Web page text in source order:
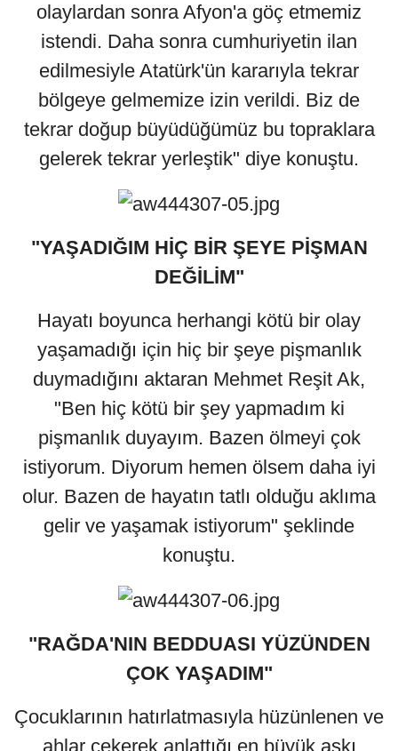
olaylardan sonra Afyon'a göç etmemiz
istendi. Daha sonra cumhuriyetin ilan
edilmesiyle Atatürk'ün kararıyla tekrar
bölgeye gelmemize izin verildi. Biz de
tekrar doğup büyüdüğümüz bu topraklara
gelerek tekrar yerleştik" diye konuştu.
"YAŞADIĞIM HİÇ BİR ŞEYE PİŞMAN
DEĞİLİM"
Hayatı boyunca herhangi kötü bir olay
yaşamadığı için hiç bir şeye pişmanlık
duymadığını aktaran Mehmet Reşit Ak,
"Ben hiç kötü bir şey yapmadım ki
pişmanlık duyayım. Bazen ölmeyi çok
istiyorum. Diyorum hemen ölsem daha iyi
olur. Bazen de hayatın tatlı olduğu aklıma
gelir ve yaşamak istiyorum" şeklinde
konuştu.
"RAĞDA'NIN BEDDUASI YÜZÜNDEN
ÇOK YAŞADIM"
Çocuklarının hatırlatmasıyla hüzünlenen ve
ahlar çekerek anlattığı en büyük aşkı